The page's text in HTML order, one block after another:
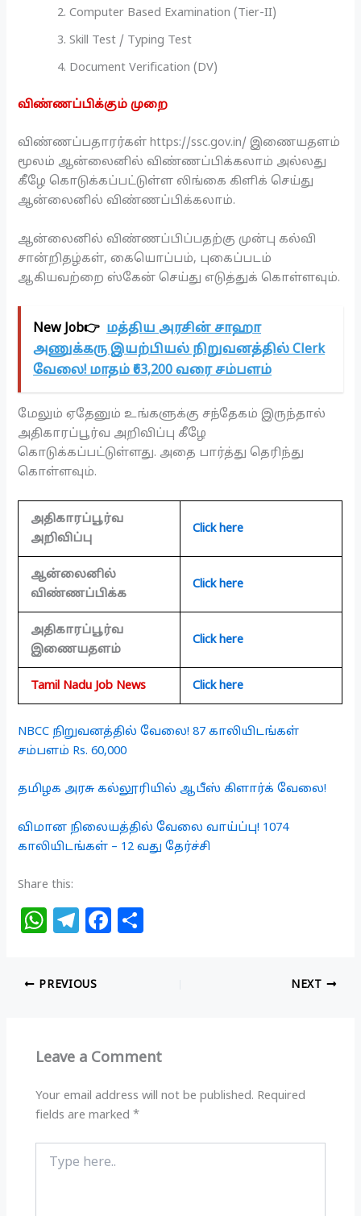
Computer Based Examination (Tier-II)
Skill Test / Typing Test
Document Verification (DV)
விண்ணப்பிக்கும் முறை
விண்ணப்பதாரர்கள் https://ssc.gov.in/ இணையதளம்
மூலம் ஆன்லைனில் விண்ணப்பிக்கலாம் அல்லது
கீழே கொடுக்கப்பட்டுள்ள லிங்கை கிளிக் செய்து
ஆன்லைனில் விண்ணப்பிக்கலாம்.
ஆன்லைனில் விண்ணப்பிப்பதற்கு முன்பு கல்வி
சான்றிதழ்கள், கையொப்பம், புகைப்படம்
ஆகியவற்றை ஸ்கேன் செய்து எடுத்துக் கொள்ளவும்.
New Job👉 மத்திய அரசின் சாஹா
அணுக்கரு இயற்பியல் நிறுவனத்தில் Clerk
வேலை! மாதம் ₹63,200 வரை சம்பளம்
மேலும் ஏதேனும் உங்களுக்கு சந்தேகம் இருந்தால்
அதிகாரப்பூர்வ அறிவிப்பு கீழே
கொடுக்கப்பட்டுள்ளது. அதை பார்த்து தெரிந்து
கொள்ளவும்.
அதிகாரப்பூர்வ
அறிவிப்பு
Click here
ஆன்லைனில்
விண்ணப்பிக்க
Click here
அதிகாரப்பூர்வ
இணையதளம்
Click here
Tamil Nadu Job News Click here
NBCC நிறுவனத்தில் வேலை! 87 காலியிடங்கள்
சம்பளம் Rs. 60,000
தமிழக அரசு கல்லூரியில் ஆபீஸ் கிளார்க் வேலை!
விமான நிலையத்தில் வேலை வாய்ப்பு! 1074
காலியிடங்கள் – 12 வது தேர்ச்சி
Share this:
W
at
s
p
T
e
g
m
F
o
k
PREVIOUS NEXT
Leave a Comment
Your email address will not be published. Required
fields are marked*
here..